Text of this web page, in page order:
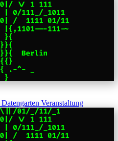
Datengarten Veranstaltung